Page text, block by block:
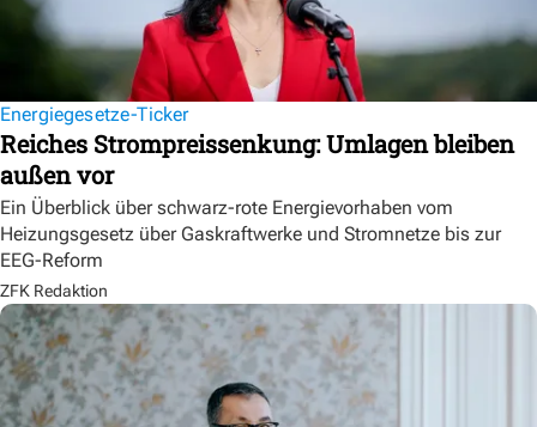
Energiegesetze-Ticker
Reiches Strompreissenkung: Umlagen bleiben
außen vor
Ein Überblick über schwarz-rote Energievorhaben vom
Heizungsgesetz über Gaskraftwerke und Stromnetze bis zur
EEG-Reform
ZFK Redaktion